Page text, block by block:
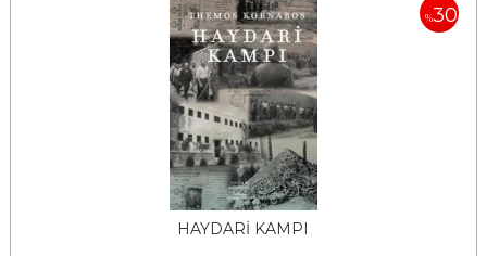
%30
HAYDARİ KAMPI